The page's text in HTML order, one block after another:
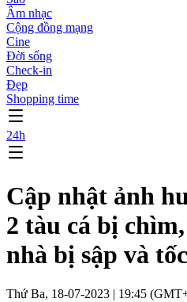
Âm nhạc
Cộng đồng mạng
Cine
Đời sống
Check-in
Đẹp
Shopping time
24h
Cập nhật ảnh
2 tàu cá bị
nhà bị sập và
Thứ Ba, 18-07-2023 | 19:45